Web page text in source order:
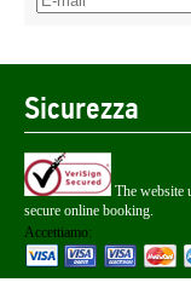
Sicurezza
The website
secure online booking.
Accettiamo: